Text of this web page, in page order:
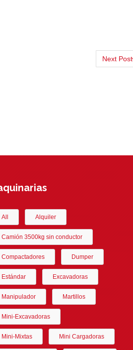
Next Post
All Alquiler
Camión 3500kg sin conductor
Compactadores Dumper
Estándar Excavadoras
Manipulador Martillos
Mini-Excavadoras
Mini-Mixtas Mini Cargadoras